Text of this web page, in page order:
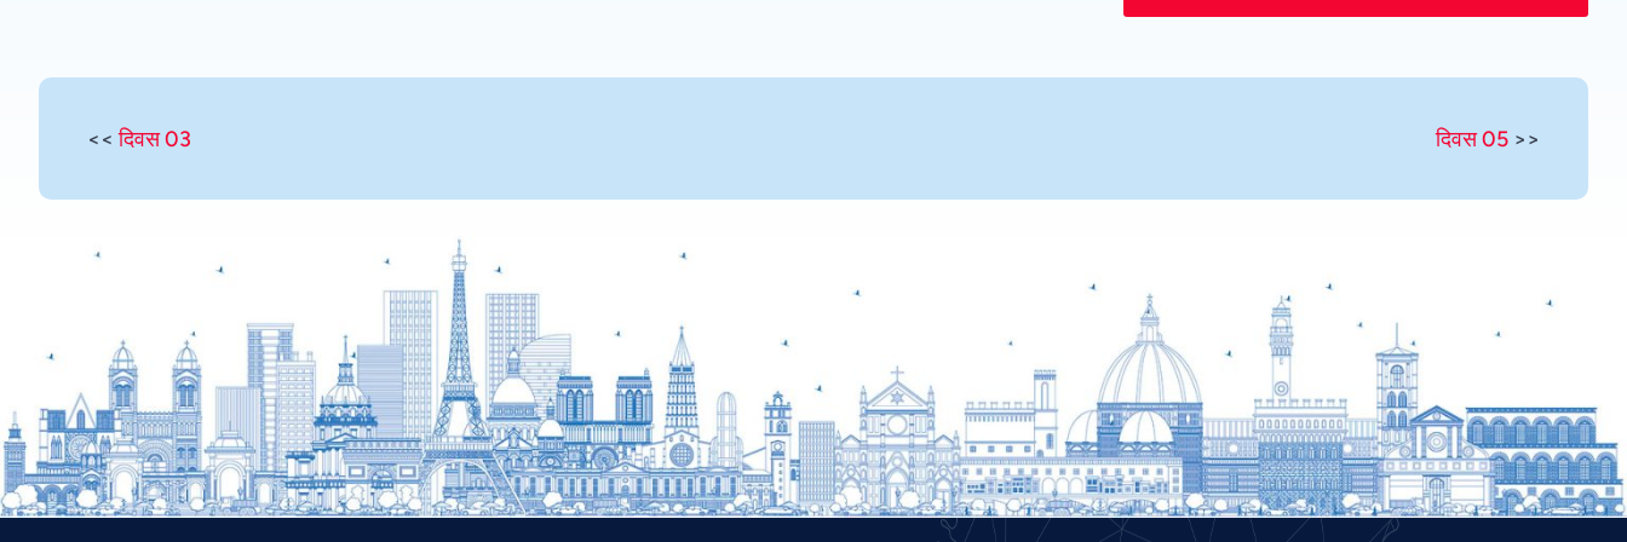
<<दिवस 03 दिवस 05 >>
Indonesian
Italian
Japanese
Kannada
Khmer